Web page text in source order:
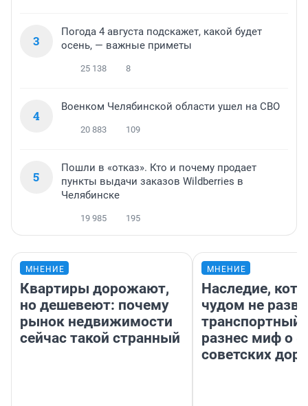
3
Погода 4 августа подскажет, какой будет
осень, — важные приметы
25 138 8
4
Военком Челябинской области ушел на СВО
20 883 109
5
Пошли в «отказ». Кто и почему продает
пункты выдачи заказов Wildberries в
Челябинске
19 985 195
МНЕНИЕ
Квартиры дорожают,
но дешевеют: почему
рынок недвижимости
сейчас такой странный
МНЕНИЕ
Наследие,
чудом не
транспортный
разнес миф о
советских